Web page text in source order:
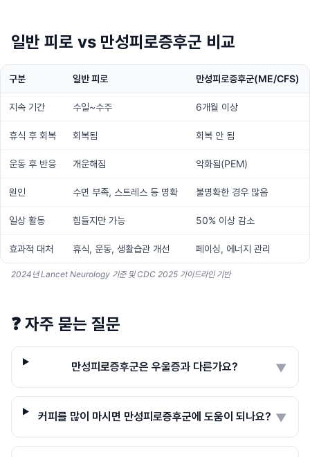
일반 피로 vs 만성피로증후군 비교
구분 일반 피로 만성피로증후군(ME/CFS)
지속 기간 수일~수주 6개월 이상
휴식 후 회복 회복됨 회복 안 됨
운동 후 반응 개운해짐 악화됨(PEM)
원인 수면 부족, 스트레스 등 명확 불명확한 경우 많음
일상 활동 힘들지만 가능 50% 이상 감소
효과적 대처 휴식, 운동, 생활습관 개선 페이싱, 에너지 관리
2024년 Lancet Neurology 기준 및 CDC 2025 가이드라인 기반
❓ 자주 묻는 질문
만성피로증후군은 우울증과 다른가요? ▼
커피를 많이 마시면 만성피로증후군에 도움이 되나요? ▼